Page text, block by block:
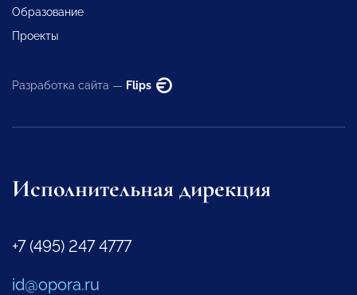
Образование
Проекты
Разработка сайта — Flips
Исполнительная дирекция
+7 (495) 247 4777
id@opora.ru